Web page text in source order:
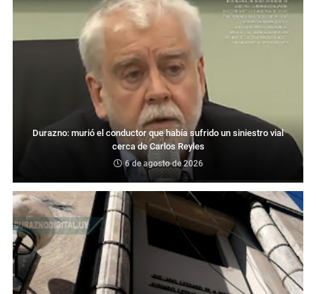
Durazno: murió el conductor que había sufrido un siniestro vial
cerca de Carlos Reyles
6 de agosto de 2026